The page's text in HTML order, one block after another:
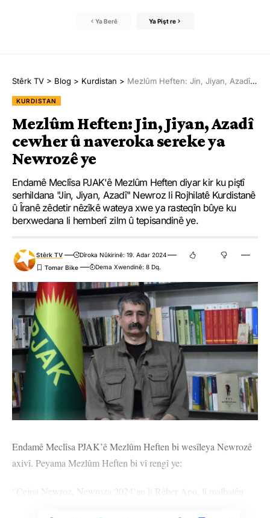
Ya Berê Ya Pişt re
Stêrk TV > Blog > Kurdistan > Mezlûm Heften: Jin, Jiyan, Azadî cewher û naveroka sereke ya Newrozê ye
KURDISTAN
Mezlûm Heften: Jin, Jiyan, Azadî
cewher û naveroka sereke ya
Newrozê ye
Endamê Meclîsa PJAK'ê Mezlûm Heften diyar kir ku piştî
serhildana "Jin, Jiyan, Azadî" Newroz li Rojhilatê Kurdistanê
û Îranê zêdetir nêzîkê wateya xwe ya rasteqîn bûye ku
berxwedana li hemberî zilm û tepisandinê ye.
Stêrk TV
Dîroka Nûkirinê: 19. Adar 2024
Dema Xwendinê: 8 Dq.
Endamê Meclîsa PJAK’ê Mezlûm Heften bi wesîleya Newrozê
axivî. Peyama Mezlûm Heften bi vî rengî ye:
“Cejna Newroz, Newroza 2024’an li Rêber Apo, li malbatên